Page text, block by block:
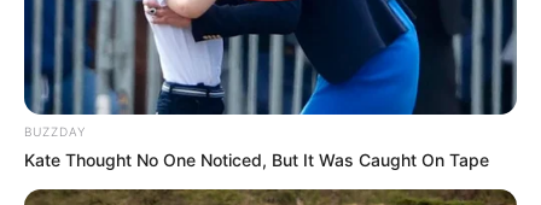
BUZZDAY
Kate Thought No One Noticed, But It Was Caught On Tape